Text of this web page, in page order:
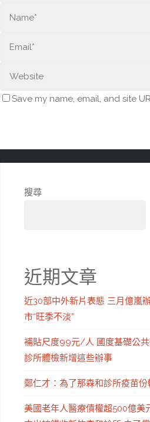
Save my name, email, and site
搜尋
近期文章
近30部中外新片表態 三月億嵐
市“旺季不淡”
補貼尺度99元/人 國度基礎公
診所體檢新增這些辦事
鄭仁才：為了那森和診所疫苗
美國老年人醫療債權超500億美